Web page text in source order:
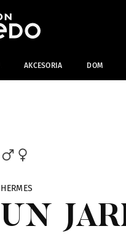
AKCESORIA DOM
HERMES
UN